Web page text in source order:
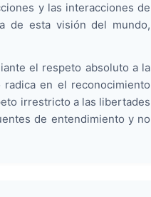
y las interacciones de
de esta visión del mundo,
el respeto absoluto a la
en el reconocimiento
irrestricto a las libertades
de entendimiento y no